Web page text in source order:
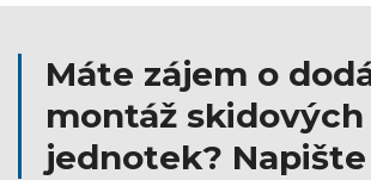
Máte zájem o
montáž skidových
jednotek?